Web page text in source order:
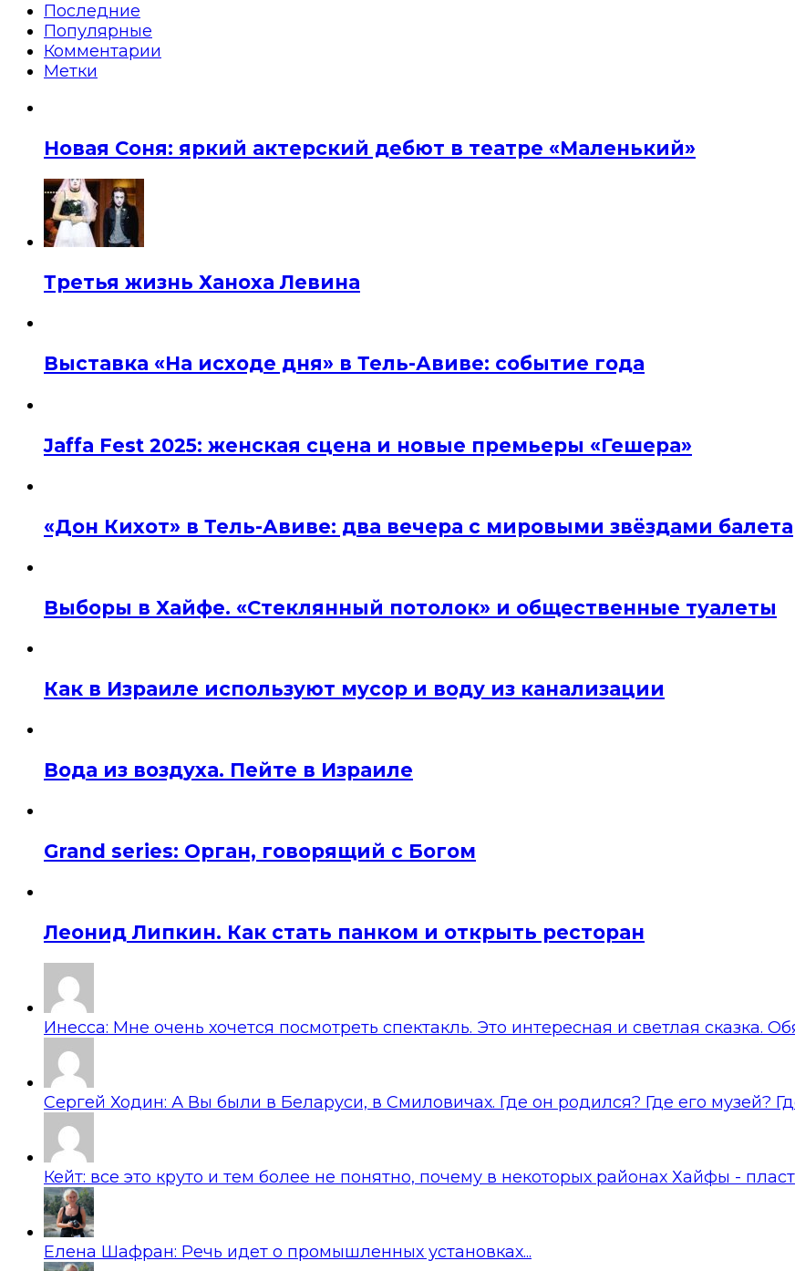
Последние
Популярные
Комментарии
Метки
Новая Соня: яркий актерский дебют в театре «Маленький»
Третья жизнь Ханоха Левина
Выставка «На исходе дня» в Тель-Авиве: событие года
Jaffa Fest 2025: женская сцена и новые премьеры «Гешера»
«Дон Кихот» в Тель-Авиве: два вечера с мировыми звёздами балета
Выборы в Хайфе. «Стеклянный потолок» и общественные туалеты
Как в Израиле используют мусор и воду из канализации
Вода из воздуха. Пейте в Израиле
Grand series: Орган, говорящий с Богом
Леонид Липкин. Как стать панком и открыть ресторан
Инесса: Мне очень хочется посмотреть спектакль. Это интересная и светлая сказка.
Сергей Ходин: А Вы были в Беларуси, в Смиловичах. Где он родился? Где его музей?
Кейт: все это круто и тем более не понятно, почему в некоторых районах Хайфы -
Елена Шафран: Речь идет о промышленных установках...